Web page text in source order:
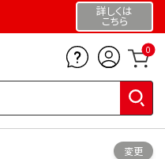
詳しくは
こちら
0
変更